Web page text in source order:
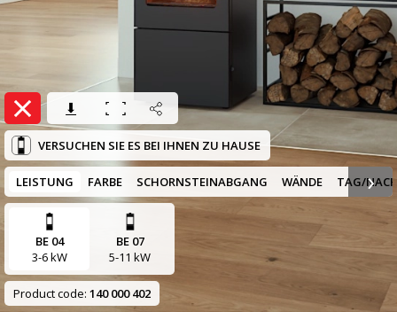
VERSUCHEN SIE ES BEI IHNEN ZU HAUSE
Product code: 140 000 402
BE 04
3-6 kW
BE 07
5-11 kW
›
LEISTUNG FARBE SCHORNSTEINABGANG WÄNDE TAG/